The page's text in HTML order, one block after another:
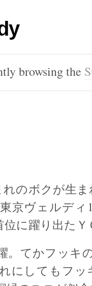
browsing the
れのボクが生
京ヴェルディ
に躍り出たＹ
。てかフッキ
にしてもフッ